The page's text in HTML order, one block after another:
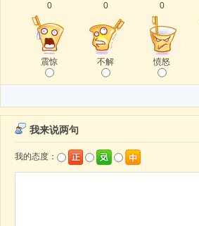
0
震惊
0
不解
0
愤怒